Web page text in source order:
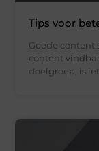
Tips voor
Goede content
content
doelgroep, is